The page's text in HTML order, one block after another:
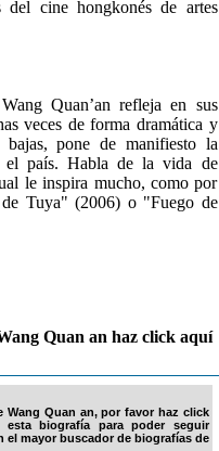
del cine hongkonés de artes
Quan’an refleja en sus
veces de forma dramática y
pone de manifiesto la
el país. Habla de la vida de
le inspira mucho, como por
Tuya" (2006) o "Fuego de
Quan an haz click aquí
Quan an, por favor haz click
biografía para poder seguir
el mayor buscador de biografías de